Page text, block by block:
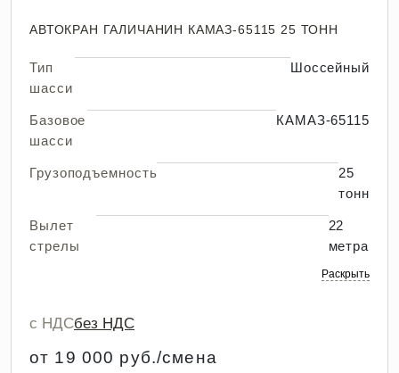
АВТОКРАН ГАЛИЧАНИН КАМАЗ-65115 25 ТОНН
Тип
шасси
Шоссейный
Базовое
шасси
КАМАЗ-65115
Грузоподъемность
25
тонн
Вылет
стрелы
22
метра
Раскрыть
с НДСбез НДС
от 19 000 руб./смена